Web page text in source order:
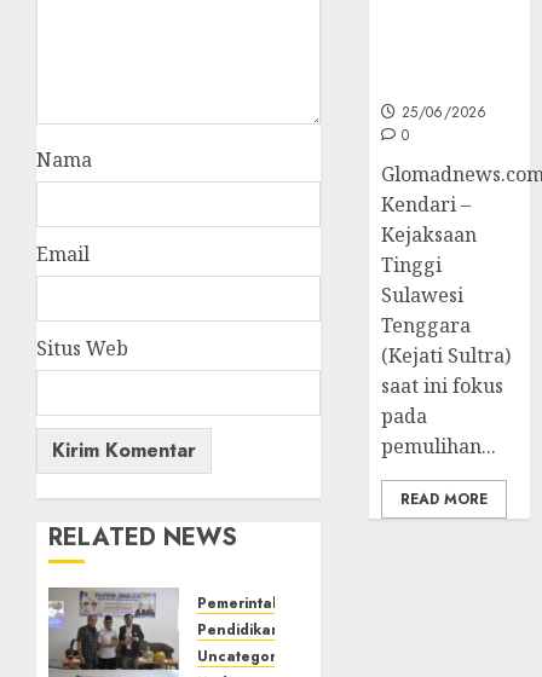
Nama
Email
Situs Web
RELATED NEWS
Pemerintahan
Pendidikan
Uncategorized
25/06/2026
0
Kendari –
Kejaksaan
Tinggi
Sulawesi
Tenggara
(Kejati Sultra)
saat ini fokus
pada
pemulihan...
READ MORE